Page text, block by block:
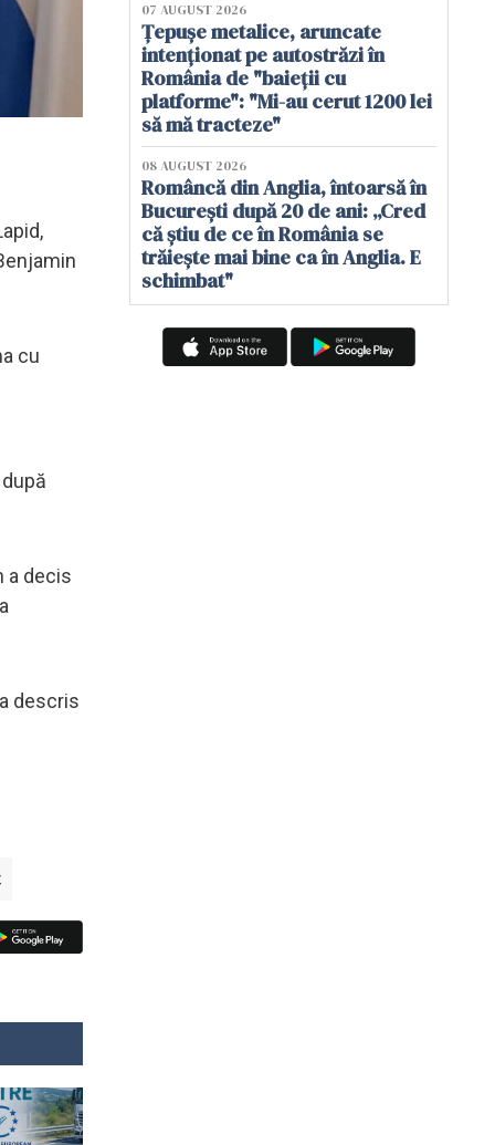
cu
a decis
descris
07 AUGUST 2026
Țepușe metalice, aruncate
intenționat pe autostrăzi în
România de "baieții cu
platforme": "Mi-au cerut 1200 lei
să mă tracteze"
08 AUGUST 2026
Româncă din Anglia, întoarsă în
București după 20 de ani: „Cred
că știu de ce în România se
trăiește mai bine ca în Anglia. E
schimbat"